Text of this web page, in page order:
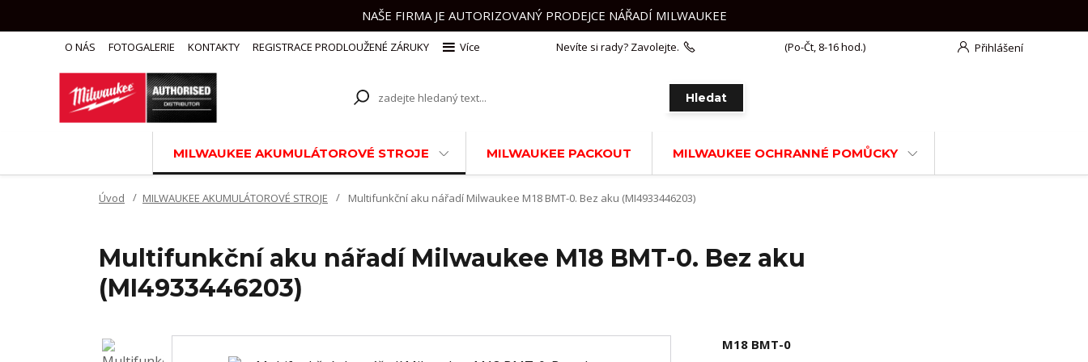
NAŠE FIRMA JE AUTORIZOVANÝ PRODEJCE NÁŘADÍ MILWAUKEE
O NÁS FOTOGALERIE KONTAKTY REGISTRACE PRODLOUŽENÉ ZÁRUKY Více Přihlášení
Hledat
Nevíte si rady? Zavolejte. (Po-Čt, 8-16 hod.)
MILWAUKEE AKUMULÁTOROVÉ STROJE MILWAUKEE PACKOUT MILWAUKEE OCHRANNÉ POMŮCKY
Úvod MILWAUKEE AKUMULÁTOROVÉ STROJE Multifunkční aku nářadí Milwaukee M18 BMT-0. Bez aku (MI4933446203)
Multifunkční aku nářadí Milwaukee M18 BMT-0. Bez aku
(MI4933446203)
M18 BMT-0